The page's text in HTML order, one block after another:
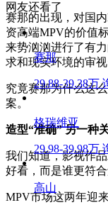
赛那的出现，对国
资高端MPV的价值
来势汹汹进行了有
求和现实环境的审视
究竟赛那为什么这
案。
造型“准确” 另一种
我们知道，影视作
好看，而是谁更符
MPV市场这两年迎
网友还看了
赛那
29.88-39.38万
格瑞维亚
29.98-39.98万
高山